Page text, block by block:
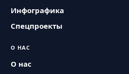
Инфографика
Спецпроекты
О НАС
О нас